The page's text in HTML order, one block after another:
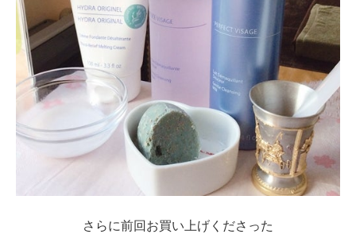
さらに前回お買い上げくださった